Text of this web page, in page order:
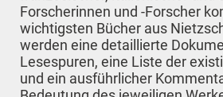
Forscherinnen und -Forscher
wichtigsten Bücher aus
werden eine detaillierte
Lesespuren, eine Liste der
und ein ausführlicher